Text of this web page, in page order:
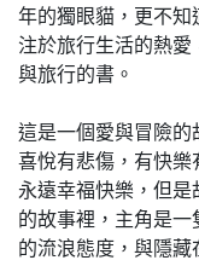
年的獨眼貓，更不
注於旅行生活的熱
與旅行的書。
這是一個愛與冒險
喜悅有悲傷，有快
永遠幸福快樂，但
的故事裡，主角是
的流浪態度，與隱藏